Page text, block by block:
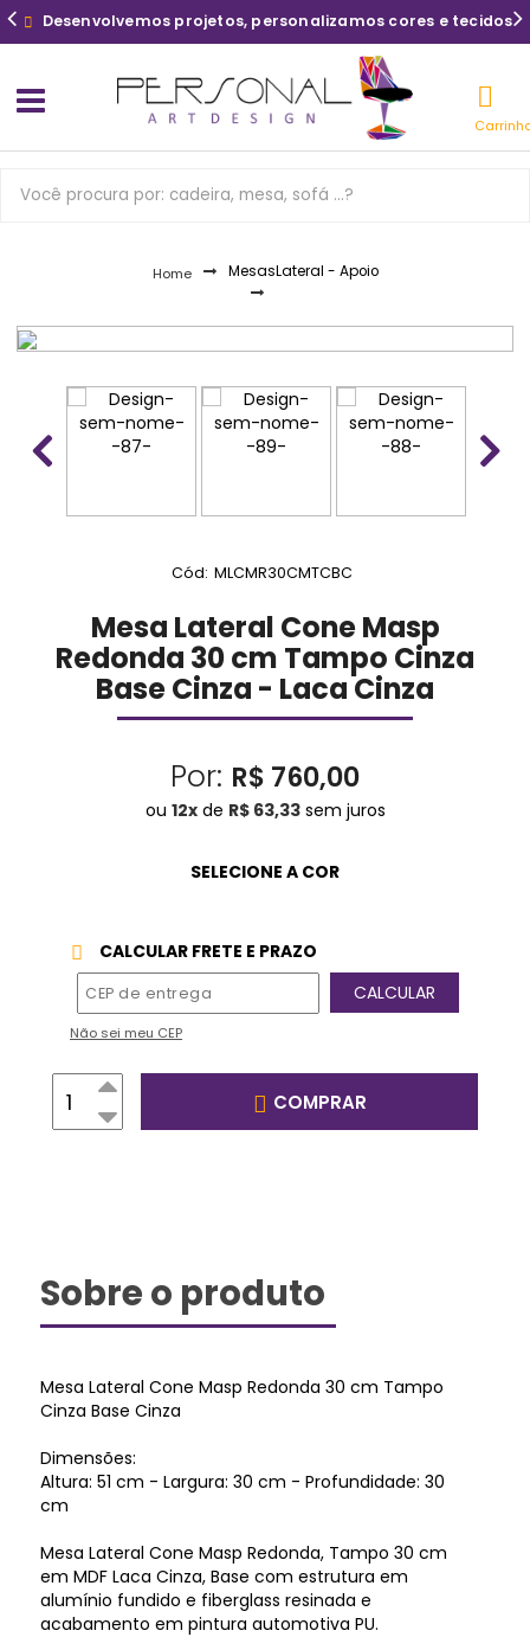
Desenvolvemos projetos, personalizamos cores e tecidos
Home MesasLateral - Apoio
Cód: MLCMR30CMTCBC
Mesa Lateral Cone Masp
Redonda 30 cm Tampo Cinza
Base Cinza - Laca Cinza
Por: R$ 760,00
ou 12xde R$ 63,33sem juros
CALCULAR FRETE E PRAZO
Não sei meu CEP
COMPRAR
Sobre o produto
Mesa Lateral Cone Masp Redonda 30 cm Tampo
Cinza Base Cinza
Dimensões:
Altura: 51 cm - Largura: 30 cm - Profundidade: 30
cm
Mesa Lateral Cone Masp Redonda, Tampo 30 cm
em MDF Laca Cinza, Base com estrutura em
alumínio fundido e fiberglass resinada e
acabamento em pintura automotiva PU.